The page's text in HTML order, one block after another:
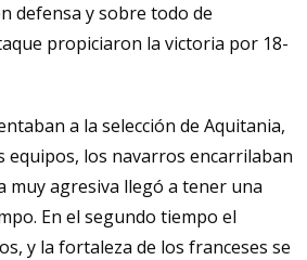
defensa y sobre todo de
propiciaron la victoria por 18-
a la selección de Aquitania,
equipos, los navarros encarrilaban
muy agresiva llegó a tener una
En el segundo tiempo el
y la fortaleza de los franceses se